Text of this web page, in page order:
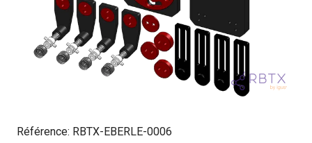
Référence: RBTX-EBERLE-0006